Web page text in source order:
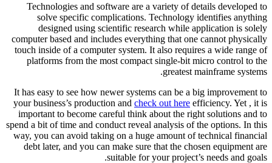
Technologies and software are a variety of details developed to
solve specific complications. Technology identifies anything
designed using scientific research while application is solely
computer based and includes everything that one cannot physically
touch inside of a computer system. It also requires a wide range of
platforms from the most compact single-bit micro control to the
greatest mainframe systems.
It has easy to see how newer systems can be a big improvement to
your business’s production and check out here efficiency. Yet , it is
important to become careful think about the right solutions and to
spend a bit of time and conduct reveal analysis of the options. In this
way, you can avoid taking on a huge amount of technical financial
debt later, and you can make sure that the chosen equipment are
suitable for your project’s needs and goals.